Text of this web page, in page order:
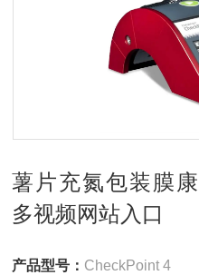
薯片充氮包装膜
多视频网站入口
产品型号： CheckPoint 4